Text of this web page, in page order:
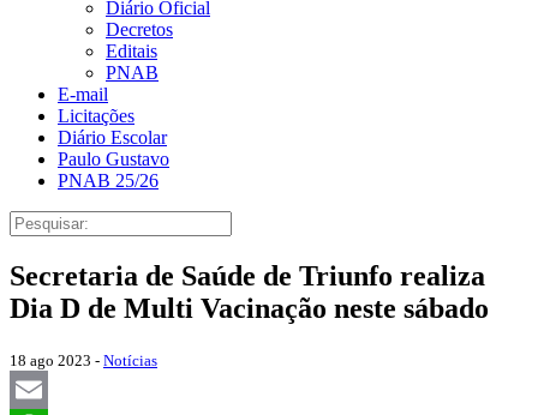
Diário Oficial
Decretos
Editais
PNAB
E-mail
Licitações
Diário Escolar
Paulo Gustavo
PNAB 25/26
Secretaria de Saúde de Triunfo realiza
Dia D de Multi Vacinação neste sábado
18 ago 2023 - Notícias